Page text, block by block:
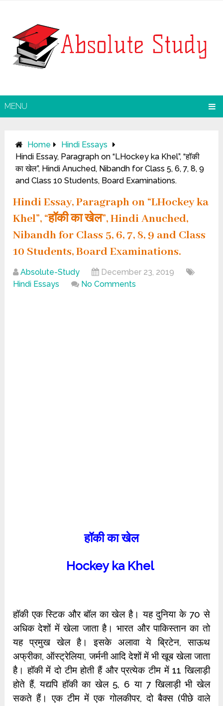
MENU
Home
Hindi Essays
Hindi Essay, Paragraph on “LHockey ka Khel”, “हॉकी
का खेल”, Hindi Anuched, Nibandh for Class 5, 6, 7, 8, 9
and Class 10 Students, Board Examinations.
Hindi Essay, Paragraph on “LHockey ka
Khel”, “हॉकी का खेल”, Hindi Anuched,
Nibandh for Class 5, 6, 7, 8, 9 and Class
10 Students, Board Examinations.
Absolute-Study
December 23, 2019
Hindi Essays
No Comments
हॉकी का खेल
Hockey ka Khel
हॉकी एक स्टिक और बॉल का खेल है। यह दुनिया के 70 से
अधिक देशों में खेला जाता है। भारत और पाकिस्तान का तो
यह प्रमुख खेल है। इसके अलावा ये ब्रिटेन, साऊथ
अफ्रीका, ऑस्ट्रेलिया, जर्मनी आदि देशों में भी खूब खेला जाता
है। हॉकी में दो टीम होती हैं और प्रत्येक टीम में 11 खिलाड़ी
होते हैं, यद्यपि हॉकी का खेल 5, 6 या 7 खिलाड़ी भी खेल
सकते हैं। एक टीम में एक गोलकीपर, दो बैक्स (पीछे वाले